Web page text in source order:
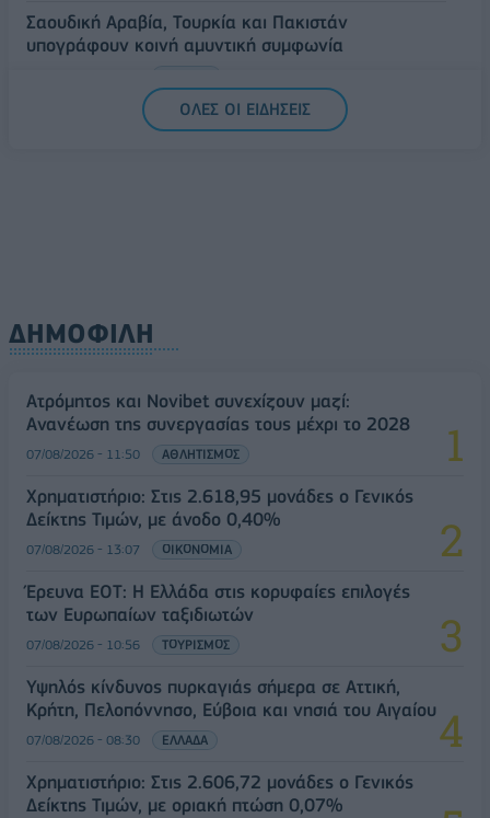
Σαουδική Αραβία, Τουρκία και Πακιστάν
υπογράφουν κοινή αμυντική συμφωνία
ΟΛΕΣ ΟΙ ΕΙΔΗΣΕΙΣ
ΔΗΜΟΦΙΛΗ
Ατρόμητος και Novibet συνεχίζουν μαζί:
Ανανέωση της συνεργασίας τους μέχρι το 2028
07/08/2026 - 11:50 ΑΘΛΗΤΙΣΜΟΣ
Χρηματιστήριο: Στις 2.618,95 μονάδες ο Γενικός
Δείκτης Τιμών, με άνοδο 0,40%
07/08/2026 - 13:07 ΟΙΚΟΝΟΜΙΑ
Έρευνα ΕΟΤ: Η Ελλάδα στις κορυφαίες επιλογές
των Ευρωπαίων ταξιδιωτών
07/08/2026 - 10:56 ΤΟΥΡΙΣΜΟΣ
Υψηλός κίνδυνος πυρκαγιάς σήμερα σε Αττική,
Κρήτη, Πελοπόννησο, Εύβοια και νησιά του Αιγαίου
07/08/2026 - 08:30 ΕΛΛΑΔΑ
Χρηματιστήριο: Στις 2.606,72 μονάδες ο Γενικός
Δείκτης Τιμών, με οριακή πτώση 0,07%